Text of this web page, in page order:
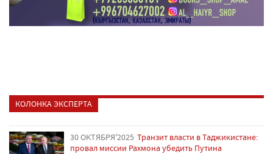
КОЛОНКА ЭКСПЕРТА
30 ОКТЯБРЯ'2025 Транзит власти в Таджикистане:
провал миссии Рахмона убедить Путина